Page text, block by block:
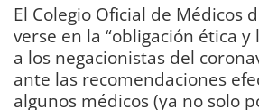
El Colegio Oficial de Médicos
verse en la “obligación ética
a los negacionistas del
ante las recomendaciones
algunos médicos (ya no solo